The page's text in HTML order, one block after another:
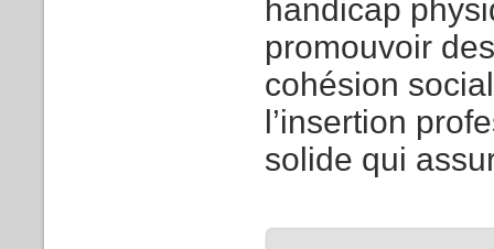
handicap
promouvoir
cohésion
l’insertion
solide qui